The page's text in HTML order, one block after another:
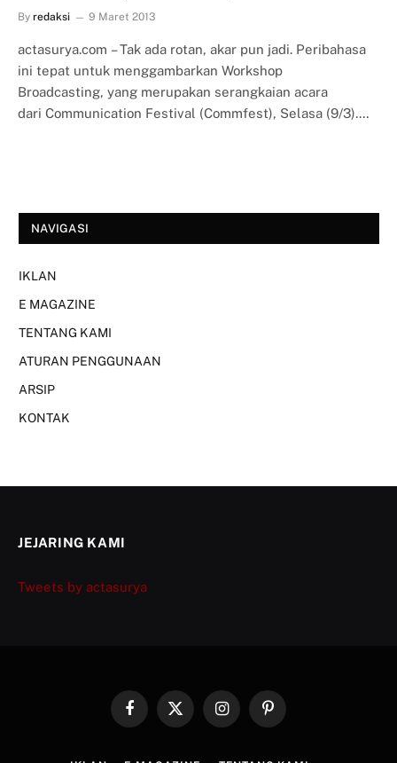
By redaksi 9 Maret 2013
actasurya.com – Tak ada rotan, akar pun jadi. Peribahasa
ini tepat untuk menggambarkan Workshop
Broadcasting, yang merupakan serangkaian acara
dari Communication Festival (Commfest), Selasa (9/3).…
NAVIGASI
IKLAN
E MAGAZINE
TENTANG KAMI
ATURAN PENGGUNAAN
ARSIP
KONTAK
JEJARING KAMI
Tweets by actasurya
FacebookX
InstagramPinterest